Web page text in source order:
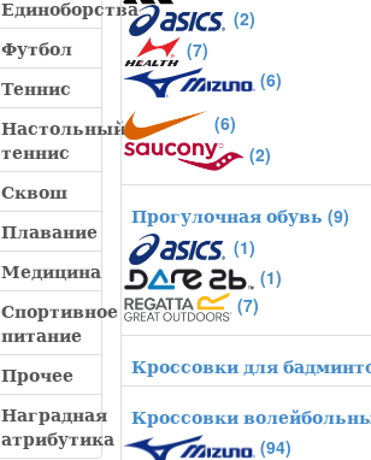
Единоборства
Футбол
Теннис
Настольный
теннис
Сквош
Плавание
Медицина
Спортивное
питание
Прочее
Наградная
атрибутика
(2)
(7)
(6)
(6)
(2)
Прогулочная обувь (9)
(1)
(1)
(7)
Кроссовки для
Кроссовки
(94)